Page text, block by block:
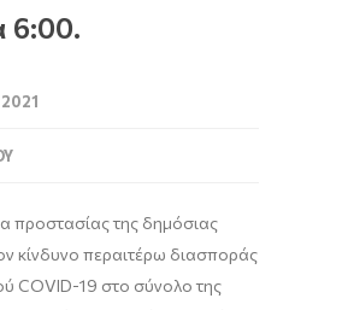
6:00.
προστασίας της δημόσιας
κίνδυνο περαιτέρω διασποράς
COVID-19 στο σύνολο της